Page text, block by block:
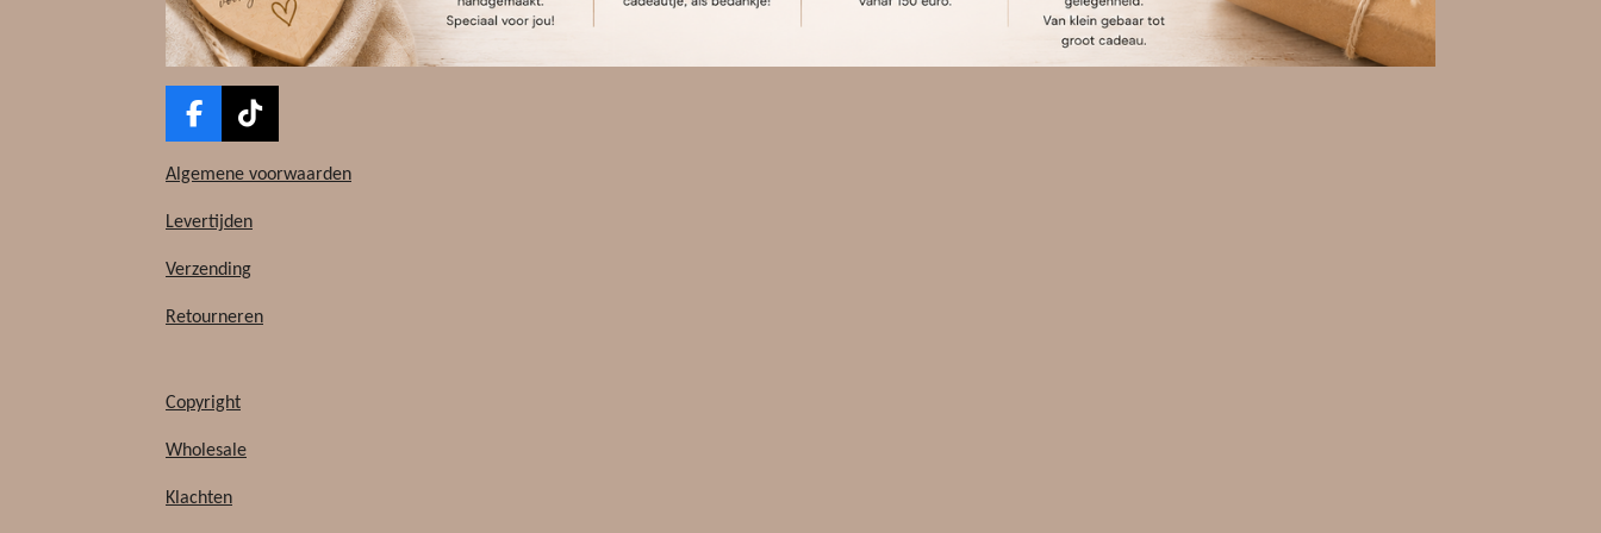
F
a
c
b
o
T
i
k
o
Algemene voorwaarden
Levertijden
Verzending
Retourneren
Copyright
Wholesale
Klachten